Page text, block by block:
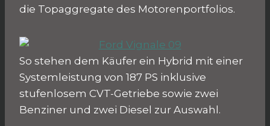
die Topaggregate des Motorenportfolios.
So stehen dem Käufer ein Hybrid mit einer
Systemleistung von 187 PS inklusive
stufenlosem CVT-Getriebe sowie zwei
Benziner und zwei Diesel zur Auswahl.